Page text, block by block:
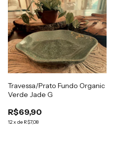
Travessa/Prato Fundo Organic
Verde Jade G
R$69,90
12x de R$7,08